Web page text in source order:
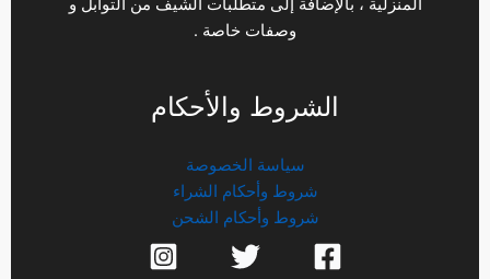
وصفات خاصة .
الشروط والأحكام
سياسة الخصوصة
شروط وأحكام الشراء
شروط وأحكام الشحن